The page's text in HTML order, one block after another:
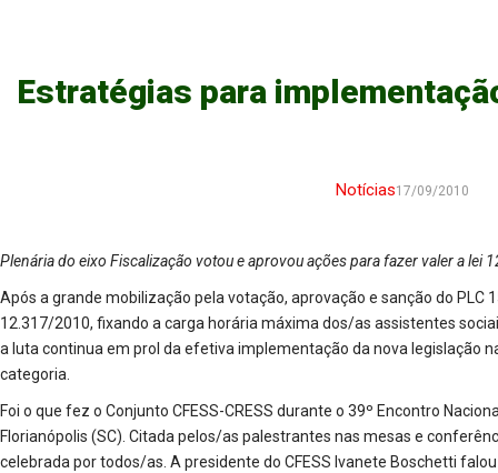
Estratégias para
Notícias17/09/2010
Plenária do eixo Fiscalização votou e aprovou ações para fazer valer a lei
Após a grande mobilização pela votação, aprovação e sanção do PLC
12.317/2010, fixando a carga horária máxima dos/as assistentes
a luta continua em prol da efetiva implementação da nova legislação
categoria.
Foi o que fez o Conjunto CFESS-CRESS durante o 39º Encontro
Florianópolis (SC). Citada pelos/as palestrantes nas mesas e
celebrada por todos/as. A presidente do CFESS Ivanete Boschetti